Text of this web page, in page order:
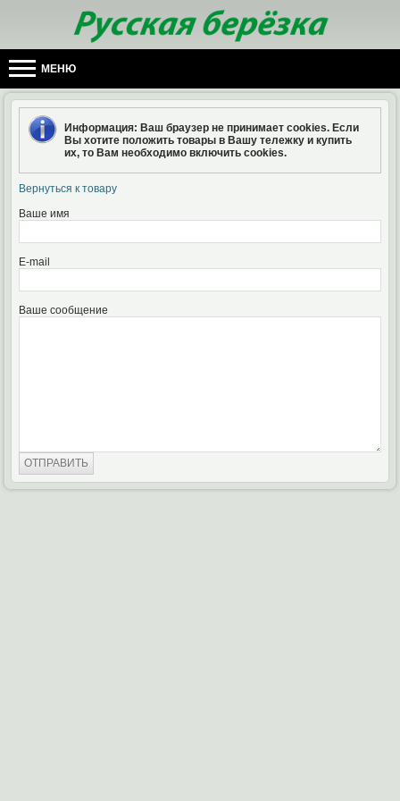
МЕНЮ
Информация: Ваш браузер не принимает cookies. Если
Вы хотите положить товары в Вашу тележку и купить
их, то Вам необходимо включить cookies.
Вернуться к товару
Ваше имя
E-mail
Ваше сообщение